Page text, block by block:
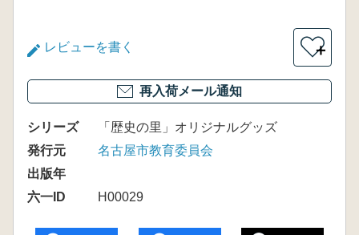
レビューを書く ＋
再入荷メール通知
シリーズ
「歴史の里」オリジナルグッズ
発行元
名古屋市教育委員会
出版年
六一ID
H00029